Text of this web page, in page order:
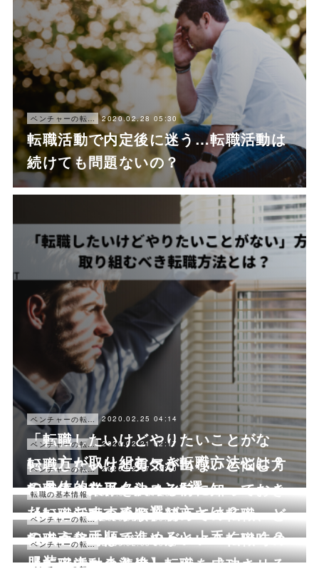
ベンチャーの転職ノウハウ 2020.02.28 05:30
転職活動で内定後に迷う…転職活動は
続けても問題ないの？
2020.02.25 04:14
「転職したいけどやりたいことがな
い」方が取り組むべき転職方法とは？
ベンチャーの転職ノウハウ 2020.02.21 02:17
転職したいけど勇気が出ないと悩む方
の具体的なアクション5選
ベンチャーの転職ノウハウ 2020.02.17 03:40
転職先の業界を決める前に知っておき
たい、おすすめの選び方とは？
転職の基本情報 2020.02.14 07:28
【転職活動の手順】初めての転職、ど
のような手順で進めると上手くいく？
ベンチャーの転職ノウハウ 2020.02.07 00:03
転職面接時はスーツがいい？転職時の
服装マナーまとめ
ベンチャーの転職ノウハウ 2020.02.03 05:08
【転職活動の準備】転職を成功させる